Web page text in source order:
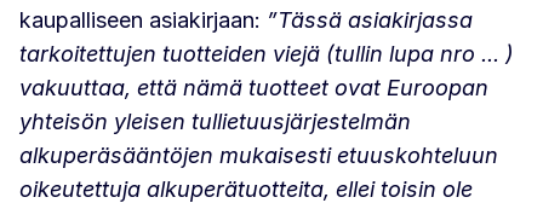
kaupalliseen asiakirjaan: ”Tässä asiakirjassa
tarkoitettujen tuotteiden viejä (tullin lupa nro ... )
vakuuttaa, että nämä tuotteet ovat Euroopan
yhteisön yleisen tullietuusjärjestelmän
alkuperäsääntöjen mukaisesti etuuskohteluun
oikeutettuja alkuperätuotteita, ellei toisin ole